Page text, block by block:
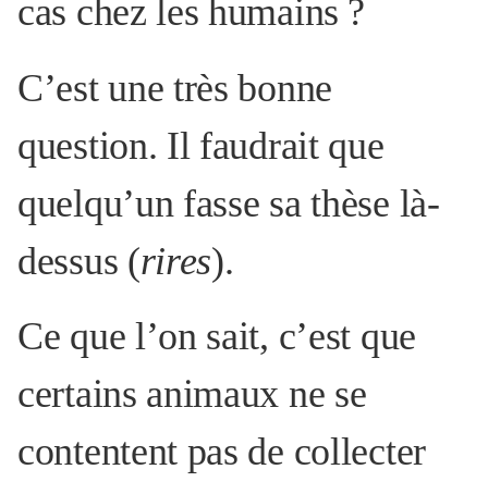
cas chez les humains ?
C’est une très bonne
question. Il faudrait que
quelqu’un fasse sa thèse là-
dessus (rires).
Ce que l’on sait, c’est que
certains animaux ne se
contentent pas de collecter